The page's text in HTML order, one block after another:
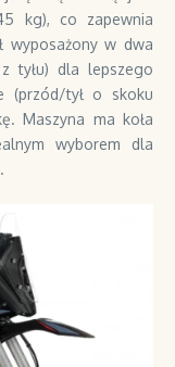
kg), co zapewnia
wyposażony w dwa
tyłu) dla lepszego
(przód/tył o skoku
Maszyna ma koła
wyborem dla